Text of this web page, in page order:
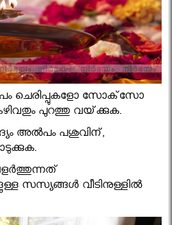
ചെരിപ്പുകളോ സോക്‌സോ
പുറത്തു വയ്‌ക്കുക.
അല്‍പം പശുവിന്‌,
സസ്യങ്ങള്‍ വീടിനുള്ളില്‍